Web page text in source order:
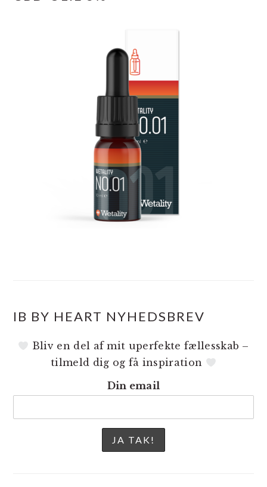
IB BY HEART NYHEDSBREV
Bliv en del af mit uperfekte fællesskab –
tilmeld dig og få inspiration
Din email